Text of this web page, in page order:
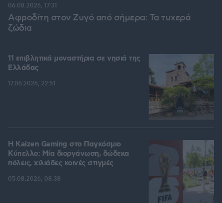
Αφροδίτη στον Ζυγό από σήμερα: Τα τυχερά
ζώδια
06.08.2026, 17:31
11 επιβλητικά μοναστήρια σε νησιά της
Ελλάδας
17.06.2026, 22:51
H Kaizen Gaming στο Παγκόσμιο
Kύπελλο: Μία διοργάνωση, δώδεκα
πόλεις, χιλιάδες κοινές στιγμές
05.08.2026, 08:38